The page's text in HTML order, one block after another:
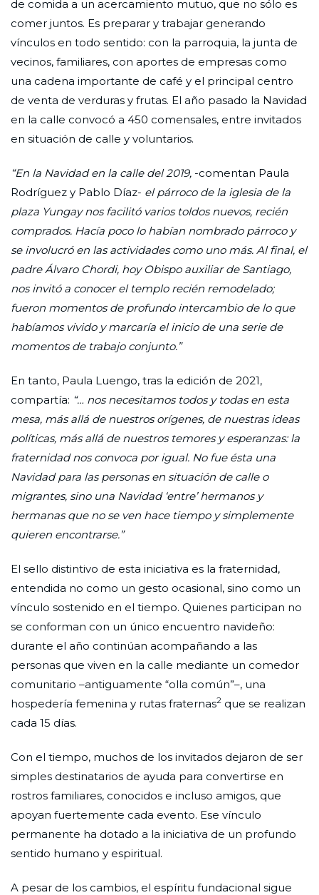
de comida a un acercamiento mutuo, que no sólo es
comer juntos. Es preparar y trabajar generando
vínculos en todo sentido: con la parroquia, la junta de
vecinos, familiares, con aportes de empresas como
una cadena importante de café y el principal centro
de venta de verduras y frutas. El año pasado la Navidad
en la calle convocó a 450 comensales, entre invitados
en situación de calle y voluntarios.
“En la Navidad en la calle del 2019, -comentan Paula
Rodríguez y Pablo Díaz- el párroco de la iglesia de la
plaza Yungay nos facilitó varios toldos nuevos, recién
comprados. Hacía poco lo habían nombrado párroco y
se involucró en las actividades como uno más. Al final, el
padre Álvaro Chordi, hoy Obispo auxiliar de Santiago,
nos invitó a conocer el templo recién remodelado;
fueron momentos de profundo intercambio de lo que
habíamos vivido y marcaría el inicio de una serie de
momentos de trabajo conjunto.”
En tanto, Paula Luengo, tras la edición de 2021,
compartía: “… nos necesitamos todos y todas en esta
mesa, más allá de nuestros orígenes, de nuestras ideas
políticas, más allá de nuestros temores y esperanzas: la
fraternidad nos convoca por igual. No fue ésta una
Navidad para las personas en situación de calle o
migrantes, sino una Navidad ‘entre’ hermanos y
hermanas que no se ven hace tiempo y simplemente
quieren encontrarse.”
El sello distintivo de esta iniciativa es la fraternidad,
entendida no como un gesto ocasional, sino como un
vínculo sostenido en el tiempo. Quienes participan no
se conforman con un único encuentro navideño:
durante el año continúan acompañando a las
personas que viven en la calle mediante un comedor
comunitario –antiguamente “olla común”–, una
hospedería femenina y rutas fraternas2 que se realizan
cada 15 días.
Con el tiempo, muchos de los invitados dejaron de ser
simples destinatarios de ayuda para convertirse en
rostros familiares, conocidos e incluso amigos, que
apoyan fuertemente cada evento. Ese vínculo
permanente ha dotado a la iniciativa de un profundo
sentido humano y espiritual.
A pesar de los cambios, el espíritu fundacional sigue